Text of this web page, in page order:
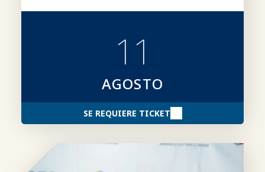
de candidaturas y consejos para elaborar
11
AGOSTO
SE REQUIERE TICKET